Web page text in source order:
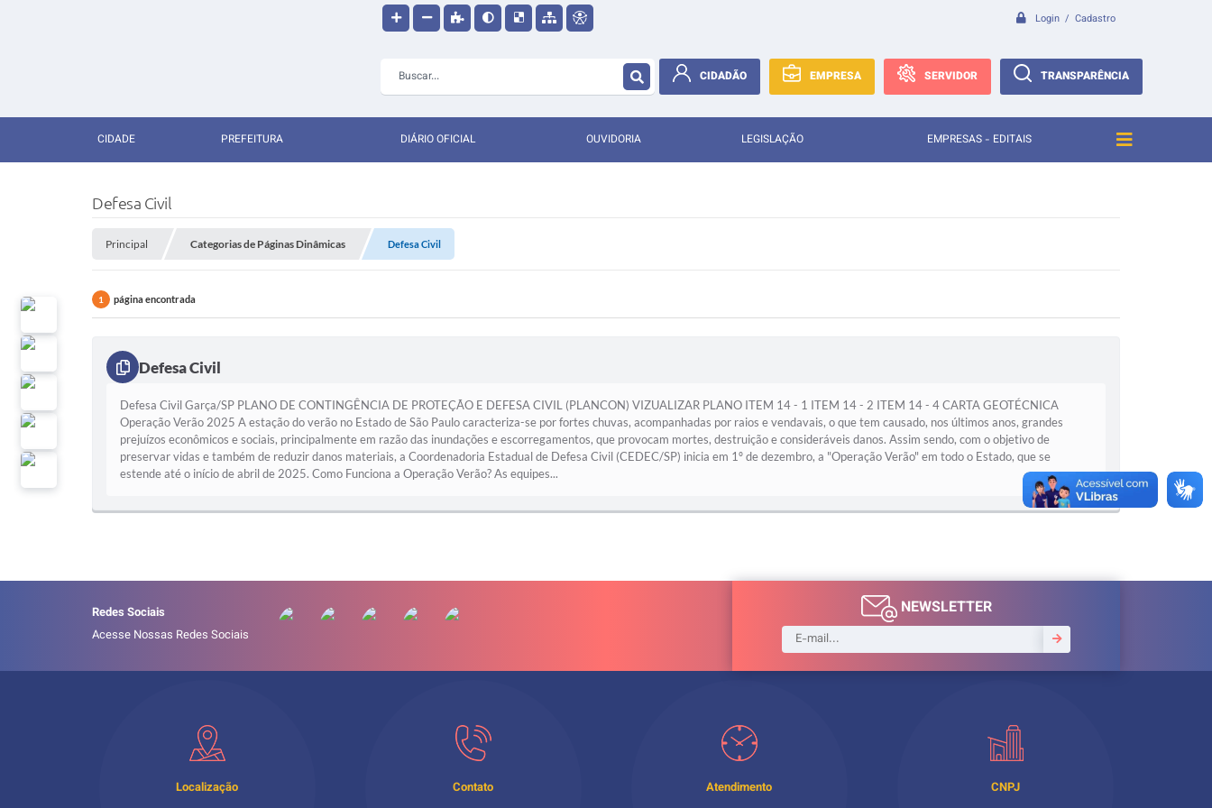
Login / Cadastro
CIDADÃO EMPRESA SERVIDOR TRANSPARÊNCIA
CIDADE PREFEITURA DIÁRIO OFICIAL OUVIDORIA LEGISLAÇÃO EMPRESAS - EDITAIS
Defesa Civil
Principal Categorias de Páginas Dinâmicas Defesa Civil
1 página encontrada
Defesa Civil
Defesa Civil Garça/SP PLANO DE CONTINGÊNCIA DE PROTEÇÃO E DEFESA CIVIL (PLANCON) VIZUALIZAR PLANO ITEM 14 - 1 ITEM 14 - 2 ITEM 14 - 4 CARTA GEOTÉCNICA
Operação Verão 2025 A estação do verão no Estado de São Paulo caracteriza-se por fortes chuvas, acompanhadas por raios e vendavais, o que tem causado, nos últimos anos, grandes
prejuízos econômicos e sociais, principalmente em razão das inundações e escorregamentos, que provocam mortes, destruição e consideráveis danos. Assim sendo, com o objetivo de
preservar vidas e também de reduzir danos materiais, a Coordenadoria Estadual de Defesa Civil (CEDEC/SP) inicia em 1º de dezembro, a "Operação Verão" em todo o Estado, que se
estende até o início de abril de 2025. Como Funciona a Operação Verão? As equipes...
Redes Sociais
Acesse Nossas Redes Sociais
NEWSLETTER
Localização
Contato
Atendimento
CNPJ